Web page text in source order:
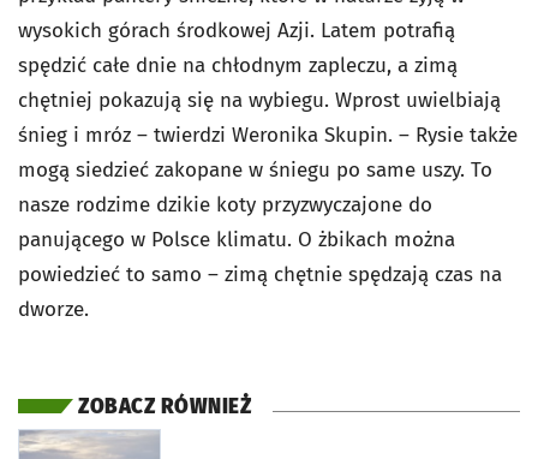
wysokich górach środkowej Azji. Latem potrafią
spędzić całe dnie na chłodnym zapleczu, a zimą
chętniej pokazują się na wybiegu. Wprost uwielbiają
śnieg i mróz – twierdzi Weronika Skupin. – Rysie także
mogą siedzieć zakopane w śniegu po same uszy. To
nasze rodzime dzikie koty przyzwyczajone do
panującego w Polsce klimatu. O żbikach można
powiedzieć to samo – zimą chętnie spędzają czas na
dworze.
ZOBACZ RÓWNIEŻ
otworzy się w nowej karcie